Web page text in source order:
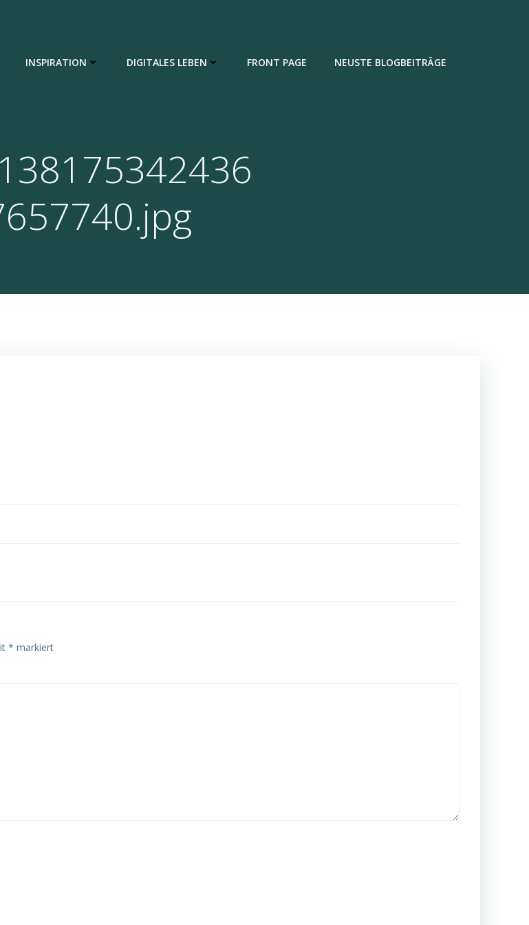
INSPIRATION DIGITALES LEBEN FRONT PAGE NEUSTE BLOGBEITRÄGE
* markiert